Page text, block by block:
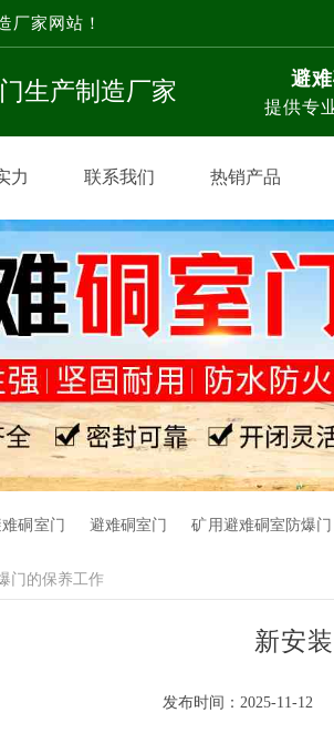
厂家网站！
生产制造厂家 避
提供专
力 联系我们 热销产品
硐室门 避难硐室门 矿用避难硐室防爆门
门的保养工作
新安
发布时间：2025-11-12